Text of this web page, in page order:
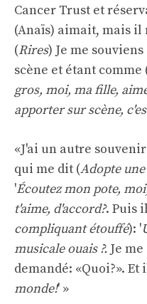
Cancer Trust et
(Anaïs) aimait, mais
(Rires) Je me
scène et étant comme
gros, moi, ma fille,
apporter sur scène,
«J'ai un autre
qui me dit (Adopte
'Écoutez mon pote,
t'aime, d'accord?. Puis
compliquant étouffé): '
musicale ouais ?. Je
demandé: «Quoi?». Et
monde!' »